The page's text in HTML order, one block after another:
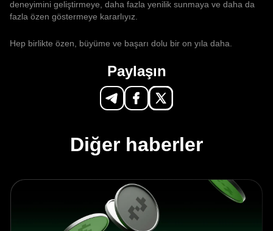
deneyimini geliştirmeye, daha fazla yenilik sunmaya ve daha da
fazla özen göstermeye kararlıyız.
Hep birlikte özen, büyüme ve başarı dolu bir on yıla daha.
Paylaşın
Diğer haberler